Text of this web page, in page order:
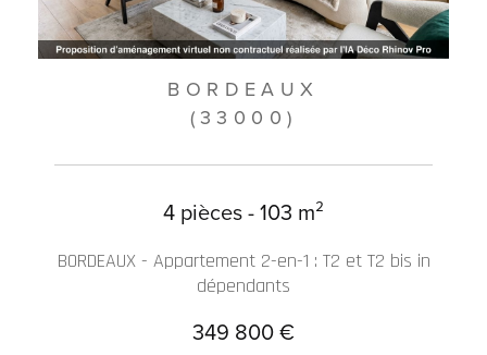
BORDEAUX
(33000)
4 pièces - 103 m²
BORDEAUX - Appartement 2-en-1 : T2 et T2 bis in
dépendants
349 800 €